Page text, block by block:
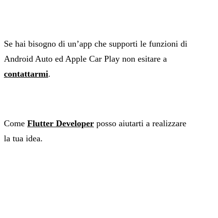
Se hai bisogno di un’app che supporti le funzioni di
Android Auto ed Apple Car Play non esitare a
contattarmi.
Come Flutter Developer posso aiutarti a realizzare
la tua idea.